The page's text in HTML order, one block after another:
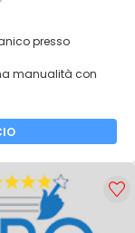
presso
manualità con